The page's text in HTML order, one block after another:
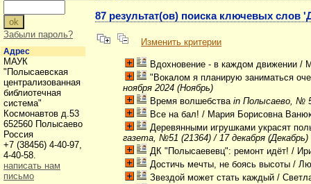
87 результат(ов) поиска ключевых слов
Изменить критерии
Вдохновение - в каждом движении /
"Вокалом я планирую заниматься
ноября 2024 (Ноябрь)
Время волшебства in Полысаево, №
Все на бал! / Мария Борисовна
Деревянными игрушками украсят
газета, №51 (21364) / 17 декабря (Декабрь)
ДК "Полысаевевц": ремонт идёт! /
Достичь мечты, не боясь высоты /
Звездой может стать каждый /
Забыли пароль?
Адрес
МАУК
"Полысаевская
централизованная
библиотечная
система"
Космонавтов д.53
652560 Полысаево
Россия
+7 (38456) 4-40-97,
4-40-58.
написать нам
письмо